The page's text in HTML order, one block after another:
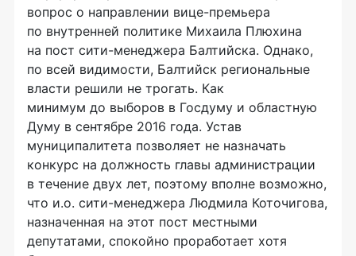
вопрос о направлении вице-премьера
по внутренней политике Михаила Плюхина
на пост сити-менеджера Балтийска. Однако,
по всей видимости, Балтийск региональные
власти решили не трогать. Как
минимум до выборов в Госдуму и областную
Думу в сентябре 2016 года. Устав
муниципалитета позволяет не назначать
конкурс на должность главы администрации
в течение двух лет, поэтому вполне возможно,
что и.о. сити-менеджера Людмила Коточигова,
назначенная на этот пост местными
депутатами, спокойно проработает хотя